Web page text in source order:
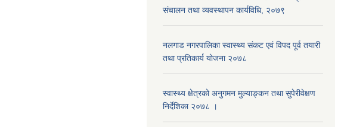
संचालन तथा व्यवस्थापन कार्यविधि, २०७९
नलगाड नगरपालिका स्वास्थ्य संकट एवं विपद पूर्व तयारी
तथा प्रतिकार्य योजना २०७८
स्वास्थ्य क्षेत्रको अनुगमन मुल्याङ्कन तथा सुपेरीवेक्षण
निर्देशिका २०७८ ।